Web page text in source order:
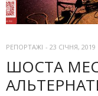
РЕПОРТАЖІ - 23 СІЧНЯ, 2019
ШОСТА